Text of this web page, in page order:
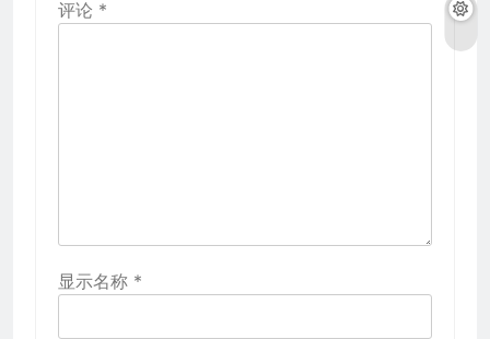
评论 *
显示名称 *